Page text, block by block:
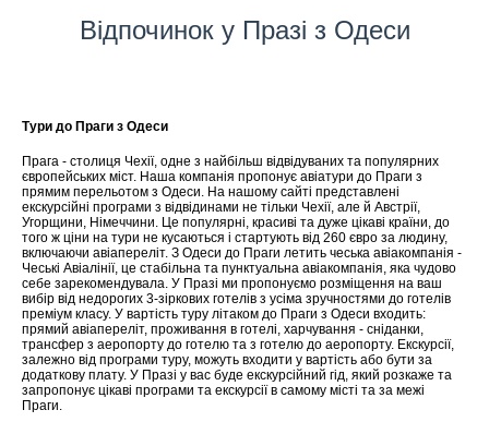
Відпочинок у Празі з Одеси
Тури до Праги з Одеси
Прага - столиця Чехії, одне з найбільш відвідуваних та популярних
європейських міст. Наша компанія пропонує авіатури до Праги з
прямим перельотом з Одеси. На нашому сайті представлені
екскурсійні програми з відвідинами не тільки Чехії, але й Австрії,
Угорщини, Німеччини. Це популярні, красиві та дуже цікаві країни, до
того ж ціни на тури не кусаються і стартують від 260 євро за людину,
включаючи авіапереліт. З Одеси до Праги летить чеська авіакомпанія -
Чеські Авіалінії, це стабільна та пунктуальна авіакомпанія, яка чудово
себе зарекомендувала. У Празі ми пропонуємо розміщення на ваш
вибір від недорогих 3-зіркових готелів з усіма зручностями до готелів
преміум класу. У вартість туру літаком до Праги з Одеси входить:
прямий авіапереліт, проживання в готелі, харчування - сніданки,
трансфер з аеропорту до готелю та з готелю до аеропорту. Екскурсії,
залежно від програми туру, можуть входити у вартість або бути за
додаткову плату. У Празі у вас буде екскурсійний гід, який розкаже та
запропонує цікаві програми та екскурсії в самому місті та за межі
Праги.